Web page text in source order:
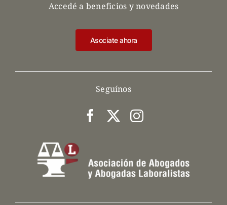
Seguínos
Accedé a beneficios y novedades
Asociate ahora